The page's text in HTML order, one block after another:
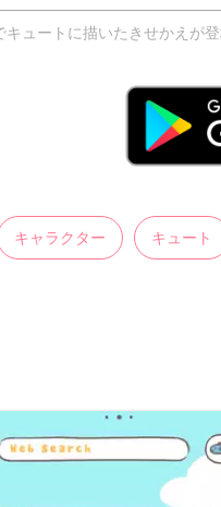
キュートに描いたきせかえが
キャラクター キュート